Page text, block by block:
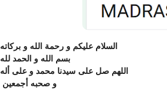
السلام عليكم و رحمة الله و بركاته
بسم الله و الحمد لله
اللهم صل على سيدنا محمد و على أله
و صحبه أجمعين